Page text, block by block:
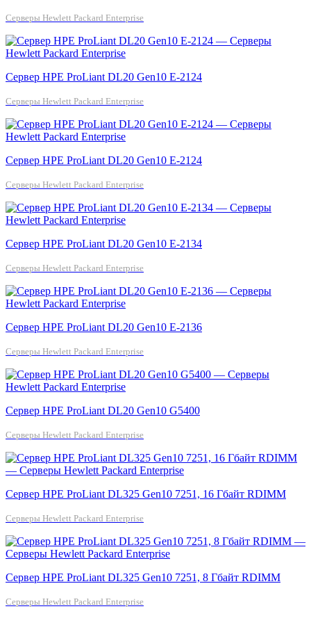
Серверы Hewlett Packard Enterprise
Сервер HPE ProLiant DL20 Gen10 E-2124
Серверы Hewlett Packard Enterprise
Сервер HPE ProLiant DL20 Gen10 E-2124
Серверы Hewlett Packard Enterprise
Сервер HPE ProLiant DL20 Gen10 E-2134
Серверы Hewlett Packard Enterprise
Сервер HPE ProLiant DL20 Gen10 E-2136
Серверы Hewlett Packard Enterprise
Сервер HPE ProLiant DL20 Gen10 G5400
Серверы Hewlett Packard Enterprise
Сервер HPE ProLiant DL325 Gen10 7251, 16 Гбайт RDIMM
Серверы Hewlett Packard Enterprise
Сервер HPE ProLiant DL325 Gen10 7251, 8 Гбайт RDIMM
Серверы Hewlett Packard Enterprise